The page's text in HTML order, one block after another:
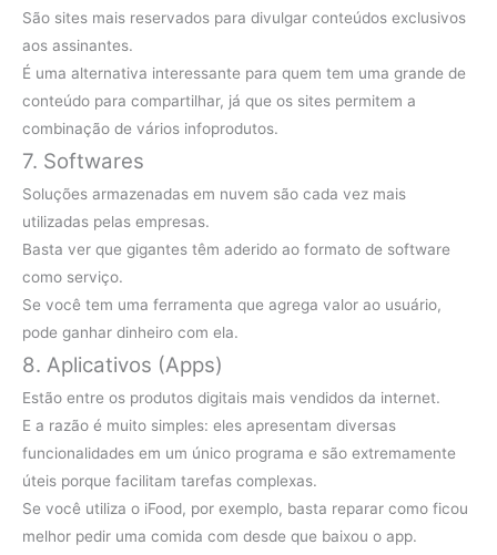
São sites mais reservados para divulgar conteúdos exclusivos
aos assinantes.
É uma alternativa interessante para quem tem uma grande de
conteúdo para compartilhar, já que os sites permitem a
combinação de vários infoprodutos.
7. Softwares
Soluções armazenadas em nuvem são cada vez mais
utilizadas pelas empresas.
Basta ver que gigantes têm aderido ao formato de software
como serviço.
Se você tem uma ferramenta que agrega valor ao usuário,
pode ganhar dinheiro com ela.
8. Aplicativos (Apps)
Estão entre os produtos digitais mais vendidos da internet.
E a razão é muito simples: eles apresentam diversas
funcionalidades em um único programa e são extremamente
úteis porque facilitam tarefas complexas.
Se você utiliza o iFood, por exemplo, basta reparar como ficou
melhor pedir uma comida com desde que baixou o app.